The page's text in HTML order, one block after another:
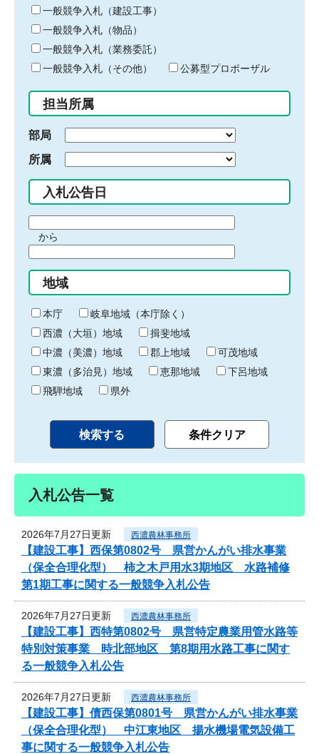
キ
ー
ワ
ー
ド
入
力
一般競争入札（建設工事）
一般競争入札（物品）
一般競争入札（業務委託）
一般競争入札（その他）
公募型プロポーザル
担当所属
部局
所属
入札公告日
間
始
り
から
間
終
わ
り
地域
本庁
岐阜地域（本庁除く）
西濃（大垣）地域
揖斐地域
中濃（美濃）地域
郡上地域
可茂地域
東濃（多治見）地域
恵那地域
下呂地域
飛騨地域
県外
入札公告一覧
2026年7月27日更新 西濃農林事務所
【建設工事】西保第0802号 県営かんがい排水事業
（保全合理化型） 柿之木戸用水3期地区 水路補修
第1期工事に関する一般競争入札公告
2026年7月27日更新 西濃農林事務所
【建設工事】西特第0802号 県営特定農業用管水路等
特別対策事業 時北部地区 第8期用水路工事に関す
る一般競争入札公告
2026年7月27日更新 西濃農林事務所
【建設工事】債西保第0801号 県営かんがい排水事業
（保全合理化型） 中江東地区 揚水機場電気設備工
事に関する一般競争入札公告